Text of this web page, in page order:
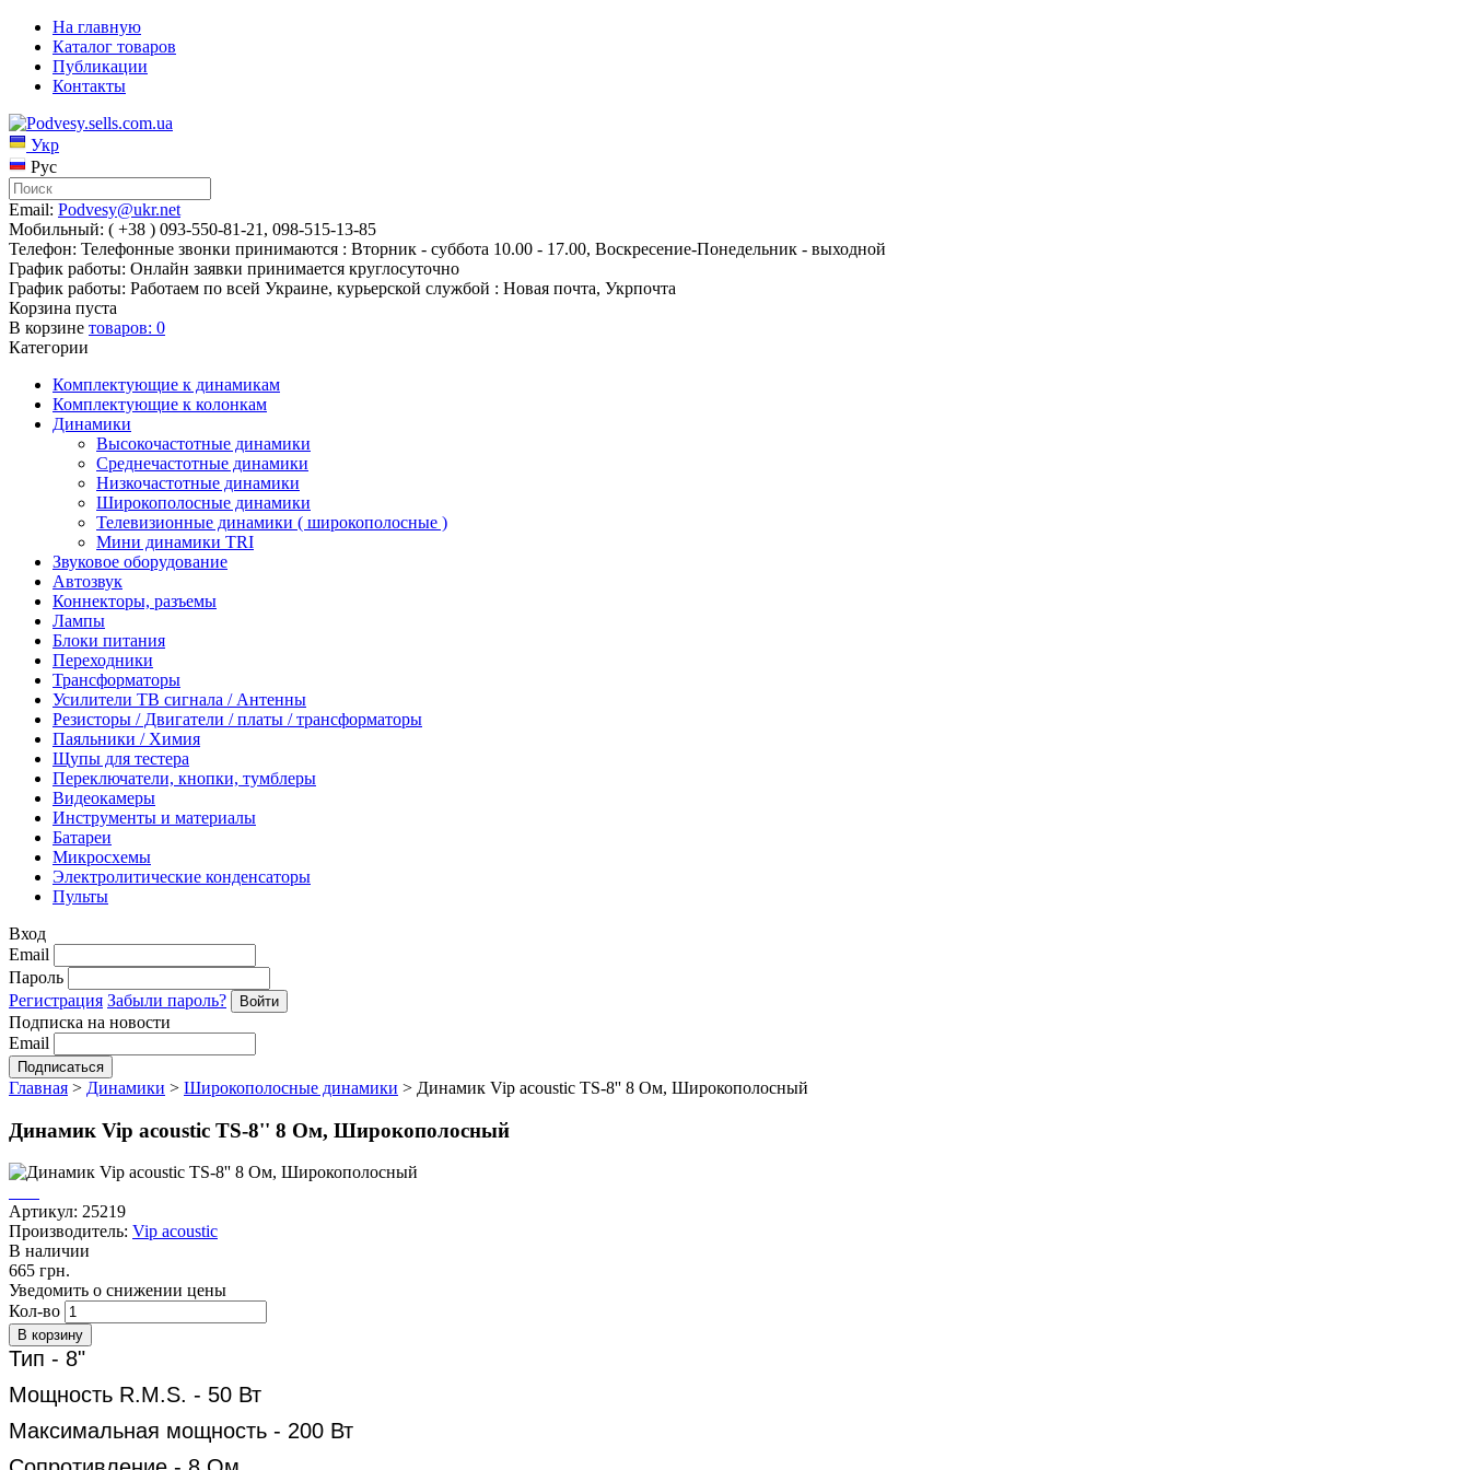
На главную
Каталог товаров
Публикации
Контакты
Укр
Рус
Email: Podvesy@ukr.net
Мобильный: ( +38 ) 093-550-81-21, 098-515-13-85
Телефон: Телефонные звонки принимаются : Вторник - суббота 10.00 - 17.00, Воскресение-Понедельник - выходной
График работы: Онлайн заявки принимается круглосуточно
График работы: Работаем по всей Украине, курьерской службой : Новая почта, Укрпочта
Корзина пуста
В корзине товаров: 0
Категории
Комплектующие к динамикам
Комплектующие к колонкам
Динамики
Высокочастотные динамики
Среднечастотные динамики
Низкочастотные динамики
Широкополосные динамики
Телевизионные динамики ( широкополосные )
Мини динамики TRI
Звуковое оборудование
Автозвук
Коннекторы, разъемы
Лампы
Блоки питания
Переходники
Трансформаторы
Усилители ТВ сигнала / Антенны
Резисторы / Двигатели / платы / трансформаторы
Паяльники / Химия
Щупы для тестера
Переключатели, кнопки, тумблеры
Видеокамеры
Инструменты и материалы
Батареи
Микросхемы
Электролитические конденсаторы
Пульты
Вход
Email
Пароль
Регистрация Забыли пароль?
Подписка на новости
Email
Главная > Динамики > Широкополосные динамики > Динамик Vip acoustic TS-8'' 8 Ом, Широкополосный
Динамик Vip acoustic TS-8'' 8 Ом, Широкополосный
Артикул: 25219
Производитель: Vip acoustic
В наличии
665 грн.
Уведомить о снижении цены
Кол-во
Тип - 8"
Мощность R.M.S. - 50 Вт
Максимальная мощность - 200 Вт